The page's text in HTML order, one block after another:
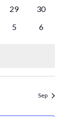
0
29
0
30
0
5
0
6
Sep